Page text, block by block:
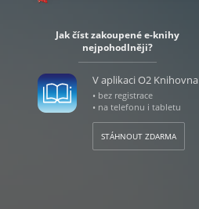
Jak číst zakoupené e-knihy
nejpohodlněji?
V aplikaci O2 Knihovna
• bez registrace
• na telefonu i tabletu
STÁHNOUT ZDARMA